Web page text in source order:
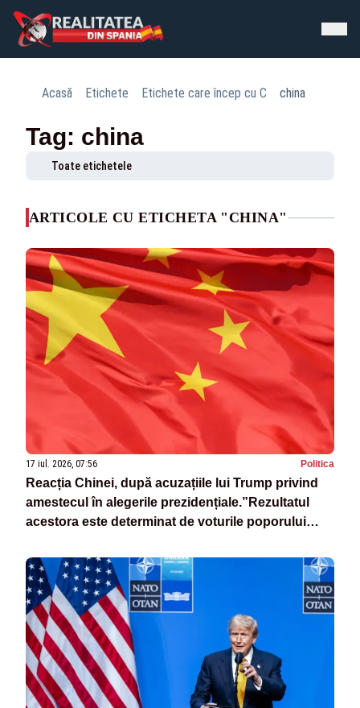
Acasă Etichete Etichete care încep cu C china
Tag: china
Toate etichetele
ARTICOLE CU ETICHETA "CHINA"
17 iul. 2026, 07:56 Politica
Reacția Chinei, după acuzațiile lui Trump privind
amestecul în alegerile prezidențiale.”Rezultatul
acestora este determinat de voturile poporului